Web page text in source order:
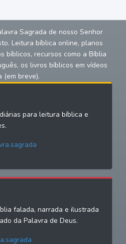
Sagrada de nosso Senhor
Leitura bíblica online, planos
bíblicos, recursos como a Bíblia
os livros bíblicos em vídeos
(em breve).
para leitura bíblica e
falada, narrada e ilustrada
da Palavra de Deus.